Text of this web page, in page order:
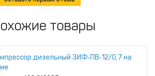
товары
дизельный ЗИФ‑ПВ‑12/0,7 на